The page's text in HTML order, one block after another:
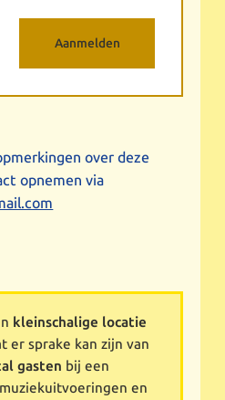
over deze
opnemen via
kleinschalige locatie
er sprake kan zijn van
gasten bij een
en